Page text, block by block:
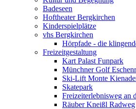
Badeseen
Hoftheater Bergkirchen
Kinderspielplätze
vhs Bergkirchen
Hörpfade - die
Freizeitgestaltung
Kart Palast Funpark
Münchner Golf
Ski-Lift Monte
Skatepark
Freizeiterlebnisweg an
Räuber Kneißl Radweg